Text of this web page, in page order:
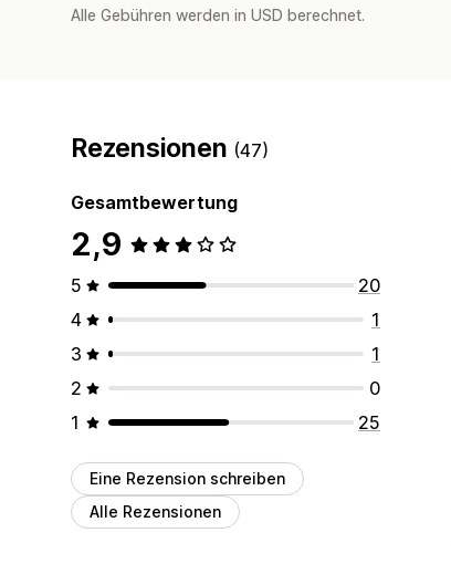
Alle Gebühren werden in USD berechnet.
Rezensionen (47)
Gesamtbewertung
2,9
5
20
4
1
3
1
2
0
1
25
Eine Rezension schreiben
Alle Rezensionen